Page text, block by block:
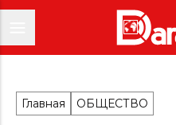
Главная ОБЩЕСТВО